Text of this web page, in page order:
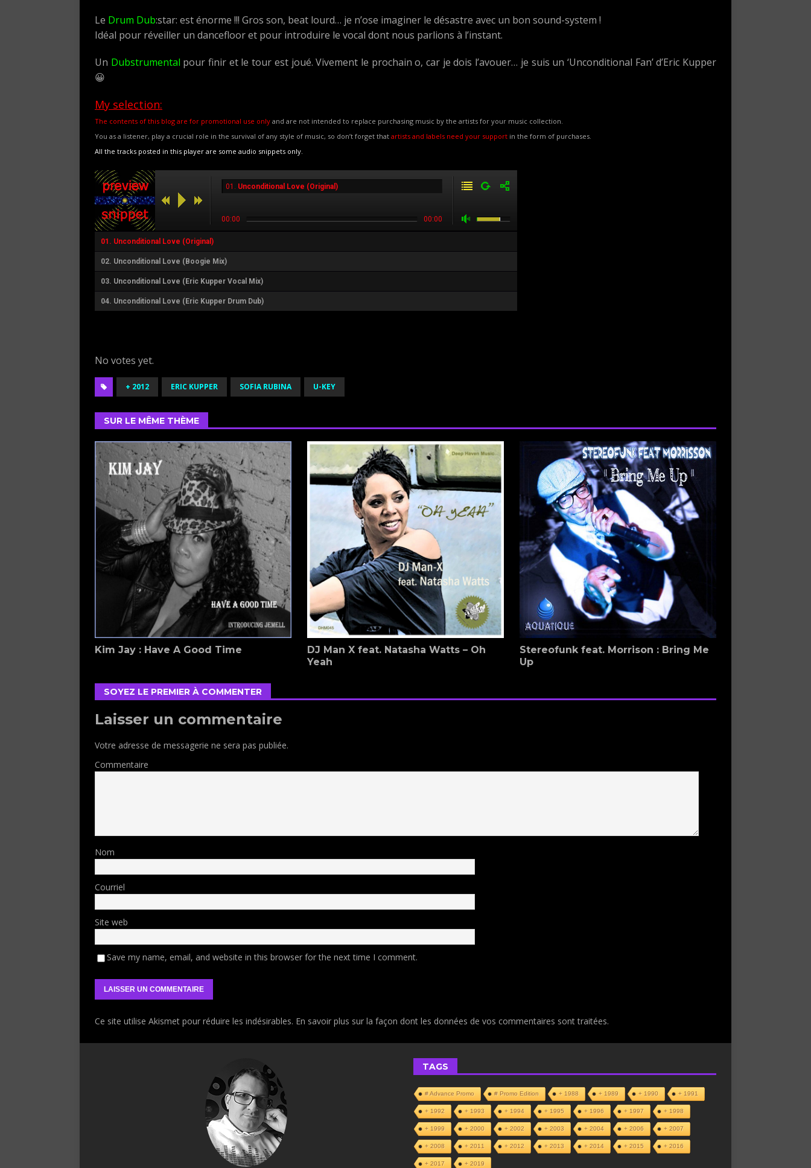
Le Drum Dub:star: est énorme !!! Gros son, beat lourd… je n’ose imaginer le désastre avec un bon sound-system !
Idéal pour réveiller un dancefloor et pour introduire le vocal dont nous parlions à l’instant.
Un Dubstrumental pour finir et le tour est joué. Vivement le prochain o, car je dois l’avouer… je suis un ‘Unconditional Fan’ d’Eric Kupper
😀
My selection:
The contents of this blog are for promotional use only and are not intended to replace purchasing music by the artists for your music collection.
You as a listener, play a crucial role in the survival of any style of music, so don’t forget that artists and labels need your support in the form of purchases.
All the tracks posted in this player are some audio snippets only.
01. Unconditional Love (Original)
00:00 00:00
01. Unconditional Love (Original)
02. Unconditional Love (Boogie Mix)
03. Unconditional Love (Eric Kupper Vocal Mix)
04. Unconditional Love (Eric Kupper Drum Dub)
No votes yet.
+ 2012 ERIC KUPPER SOFIA RUBINA U-KEY
SUR LE MÊME THÈME
Kim Jay : Have A Good Time
DJ Man X feat. Natasha Watts – Oh
Yeah
Stereofunk feat. Morrison : Bring Me
Up
SOYEZ LE PREMIER À COMMENTER
Laisser un commentaire
Votre adresse de messagerie ne sera pas publiée.
Commentaire
Nom
Courriel
Site web
Save my name, email, and website in this browser for the next time I comment.
Ce site utilise Akismet pour réduire les indésirables. En savoir plus sur la façon dont les données de vos commentaires sont traitées.
TAGS
# Advance Promo # Promo Edition + 1988 + 1989 + 1990 + 1991
+ 1992 + 1993 + 1994 + 1995 + 1996 + 1997 + 1998
+ 1999 + 2000 + 2002 + 2003 + 2004 + 2006 + 2007
+ 2008 + 2011 + 2012 + 2013 + 2014 + 2015 + 2016
+ 2017 + 2019